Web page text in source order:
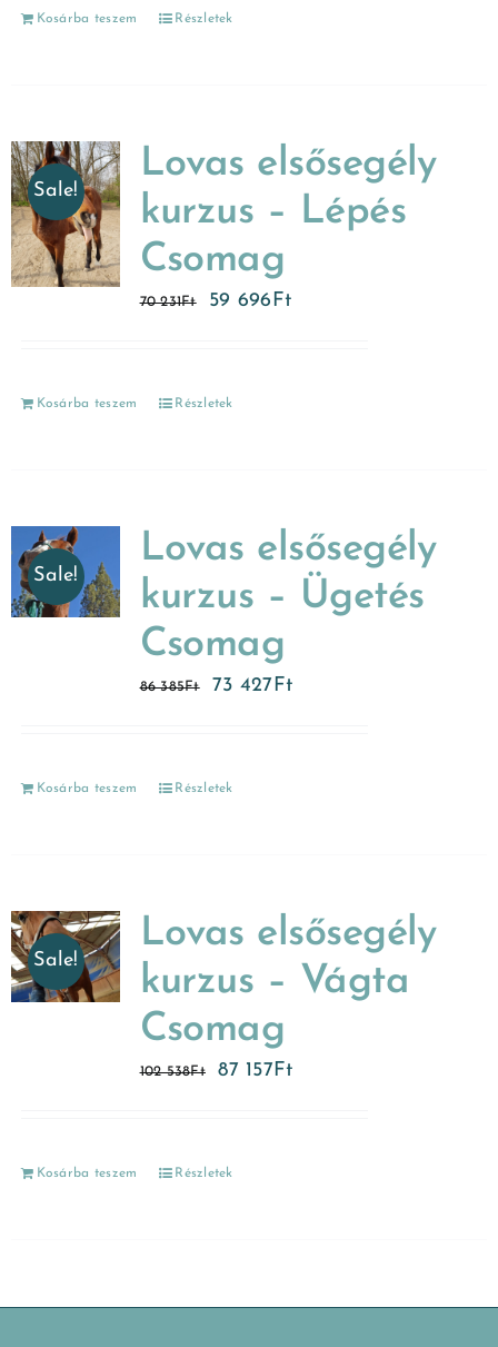
Kosárba teszem Részletek
Sale!
Lovas elsősegély
kurzus – Lépés
Csomag
70 231Ft 59 696Ft
Kosárba teszem Részletek
Sale!
Lovas elsősegély
kurzus – Ügetés
Csomag
86 385Ft 73 427Ft
Kosárba teszem Részletek
Sale!
Lovas elsősegély
kurzus – Vágta
Csomag
102 538Ft 87 157Ft
Kosárba teszem Részletek